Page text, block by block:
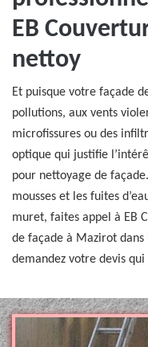
EB
nettoy
Et puisque votre façade
pollutions, aux vents
microfissures ou des
optique qui justifie
pour nettoyage de
mousses et les fuites
muret, faites appel à EB
de façade à Mazirot dans
demandez votre devis